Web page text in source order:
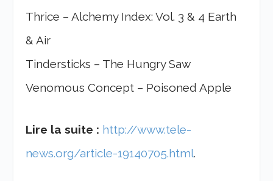
Thrice – Alchemy Index: Vol. 3 & 4 Earth
& Air
Tindersticks – The Hungry Saw
Venomous Concept – Poisoned Apple
Lire la suite : http://www.tele-
news.org/article-19140705.html.